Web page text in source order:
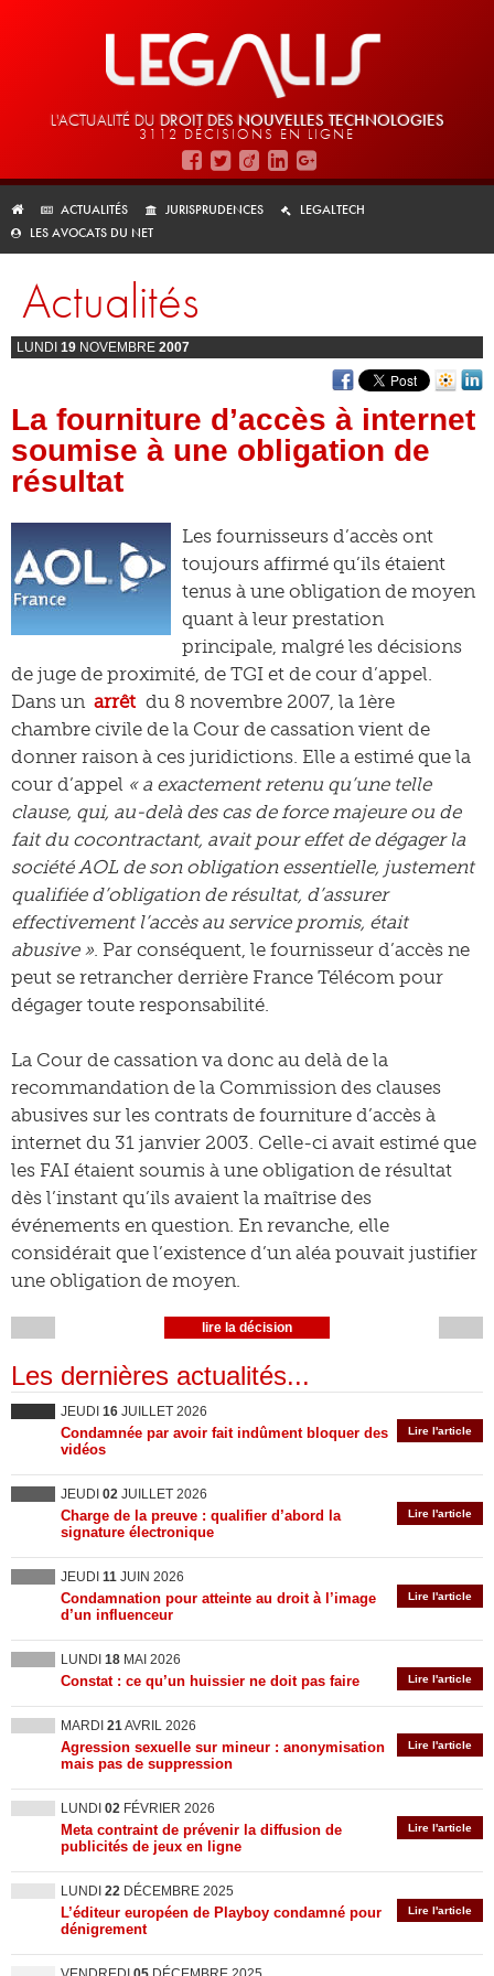
L'ACTUALITÉ DU DROIT DES NOUVELLES TECHNOLOGIES
3112 DÉCISIONS EN LIGNE
ACTUALITÉS JURISPRUDENCES
LEGALTECH
LES AVOCATS DU NET
Actualités
LUNDI 19 NOVEMBRE 2007
La fourniture d’accès à internet
soumise à une obligation de
résultat
Les fournisseurs d’accès ont
toujours affirmé qu’ils étaient
tenus à une obligation de moyen
quant à leur prestation
principale, malgré les décisions
de juge de proximité, de TGI et de cour d’appel.
Dans un arrêt du 8 novembre 2007, la 1ère
chambre civile de la Cour de cassation vient de
donner raison à ces juridictions. Elle a estimé que la
cour d’appel « a exactement retenu qu’une telle
clause, qui, au-delà des cas de force majeure ou de
fait du cocontractant, avait pour effet de dégager la
société AOL de son obligation essentielle, justement
qualifiée d’obligation de résultat, d’assurer
effectivement l’accès au service promis, était
abusive ». Par conséquent, le fournisseur d’accès ne
peut se retrancher derrière France Télécom pour
dégager toute responsabilité.
La Cour de cassation va donc au delà de la
recommandation de la Commission des clauses
abusives sur les contrats de fourniture d’accès à
internet du 31 janvier 2003. Celle-ci avait estimé que
les FAI étaient soumis à une obligation de résultat
dès l’instant qu’ils avaient la maîtrise des
événements en question. En revanche, elle
considérait que l’existence d’un aléa pouvait justifier
une obligation de moyen.
lire la décision
Les dernières actualités...
JEUDI 16 JUILLET 2026
Lire l'article
Condamnée par avoir fait indûment bloquer des
vidéos
JEUDI 02 JUILLET 2026
Lire l'article
Charge de la preuve : qualifier d’abord la
signature électronique
JEUDI 11 JUIN 2026
Lire l'article
Condamnation pour atteinte au droit à l’image
d’un influenceur
LUNDI 18 MAI 2026
Lire l'article
Constat : ce qu’un huissier ne doit pas faire
MARDI 21AVRIL 2026
Lire l'article
Agression sexuelle sur mineur : anonymisation
mais pas de suppression
LUNDI 02 FÉVRIER 2026
Lire l'article
Meta contraint de prévenir la diffusion de
publicités de jeux en ligne
LUNDI 22 DÉCEMBRE 2025
Lire l'article
L’éditeur européen de Playboy condamné pour
dénigrement